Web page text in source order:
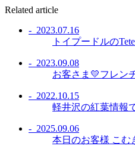
Related article
- 2023.07.16
トイプードルの
- 2023.09.08
お客さま💛フレン
- 2022.10.15
軽井沢の紅葉情報
- 2025.09.06
本日のお客様 こむ